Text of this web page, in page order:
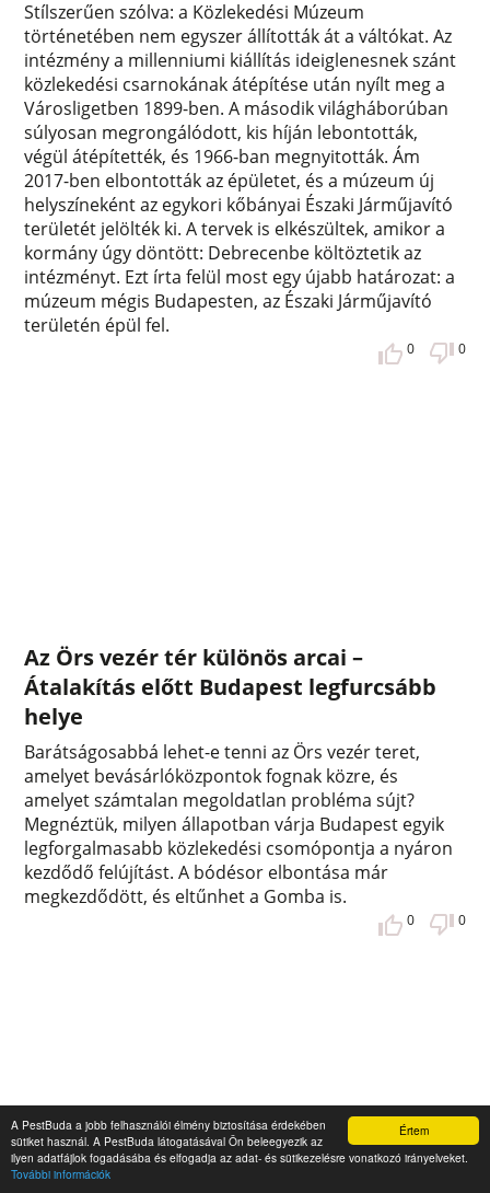
Értem
A PestBuda a jobb felhasználói élmény biztosítása érdekében
sütiket használ. A PestBuda látogatásával Ön beleegyezik az
ilyen adatfájlok fogadásába és elfogadja az adat- és sütikezelésre vonatkozó irányelveket.
További információk
Stílszerűen szólva: a Közlekedési Múzeum
történetében nem egyszer állították át a váltókat. Az
intézmény a millenniumi kiállítás ideiglenesnek szánt
közlekedési csarnokának átépítése után nyílt meg a
Városligetben 1899-ben. A második világháborúban
súlyosan megrongálódott, kis híján lebontották,
végül átépítették, és 1966-ban megnyitották. Ám
2017-ben elbontották az épületet, és a múzeum új
helyszíneként az egykori kőbányai Északi Járműjavító
területét jelölték ki. A tervek is elkészültek, amikor a
kormány úgy döntött: Debrecenbe költöztetik az
intézményt. Ezt írta felül most egy újabb határozat: a
múzeum mégis Budapesten, az Északi Járműjavító
területén épül fel.
0 0
Az Örs vezér tér különös arcai –
Átalakítás előtt Budapest legfurcsább
helye
Barátságosabbá lehet-e tenni az Örs vezér teret,
amelyet bevásárlóközpontok fognak közre, és
amelyet számtalan megoldatlan probléma sújt?
Megnéztük, milyen állapotban várja Budapest egyik
legforgalmasabb közlekedési csomópontja a nyáron
kezdődő felújítást. A bódésor elbontása már
megkezdődött, és eltűnhet a Gomba is.
0 0